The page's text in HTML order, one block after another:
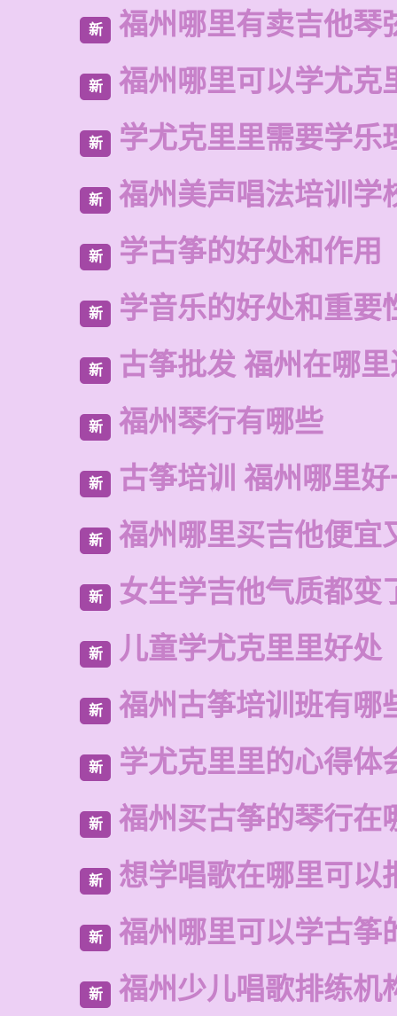
新 福州哪里有卖吉他琴
新 福州哪里可以学尤克
新 学尤克里里需要学乐
新 福州美声唱法培训学
新 学古筝的好处和作用
新 学音乐的好处和重要
新 古筝批发 福州在哪
新 福州琴行有哪些
新 古筝培训 福州哪里
新 福州哪里买吉他便宜
新 女生学吉他气质都变
新 儿童学尤克里里好处
新 福州古筝培训班有哪
新 学尤克里里的心得体
新 福州买古筝的琴行在
新 想学唱歌在哪里可以
新 福州哪里可以学古筝
新 福州少儿唱歌排练机